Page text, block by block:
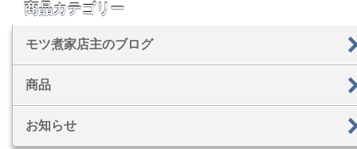
商品カテゴリー
モツ煮家店主のブログ
商品
お知らせ